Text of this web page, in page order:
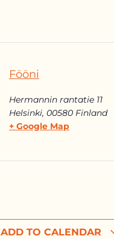
Fööni
Hermannin rantatie 11
Helsinki, 00580 Finland
+ Google Map
ADD TO CALENDAR